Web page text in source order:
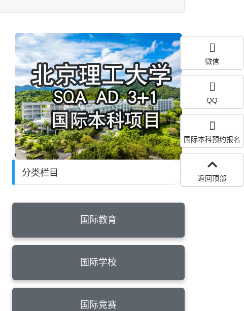
分类栏目
国际教育
国际学校
国际竞赛
微信
QQ
国际本科预约报名
返回顶部